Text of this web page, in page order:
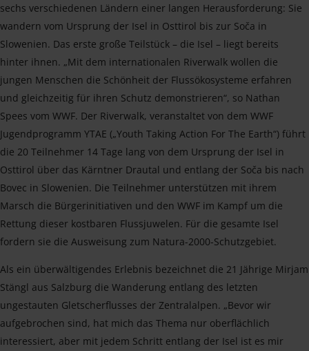
sechs verschiedenen Ländern einer langen Herausforderung: Sie
wandern vom Ursprung der Isel in Osttirol bis zur Soča in
Slowenien. Das erste große Teilstück – die Isel – liegt bereits
hinter ihnen. „Mit dem internationalen Riverwalk wollen die
jungen Menschen die Schönheit der Flussökosysteme erfahren
und gleichzeitig für ihren Schutz demonstrieren“, so Nathan
Spees vom WWF. Der Riverwalk, veranstaltet von dem WWF
Jugendprogramm YTAE („Youth Taking Action For The Earth“) führt
die 20 Teilnehmer 14 Tage lang von dem Ursprung der Isel in
Osttirol über das Kärntner Drautal und entlang der Soča bis nach
Bovec in Slowenien. Die Teilnehmer unterstützen mit ihrem
Marsch die Bürgerinitiativen und den WWF im Kampf um die
Rettung dieser kostbaren Flussjuwelen. Für die gesamte Isel
fordern sie die Ausweisung zum Natura-2000-Schutzgebiet.
Als ein überwältigendes Erlebnis bezeichnet die 21 Jährige Mirjam
Stängl aus Salzburg die Wanderung entlang des letzten
ungestauten Gletscherflusses der Zentralalpen. „Bevor wir
aufgebrochen sind, hat mich das Thema nur oberflächlich
interessiert, aber mit jedem Schritt entlang der Isel ist es mir